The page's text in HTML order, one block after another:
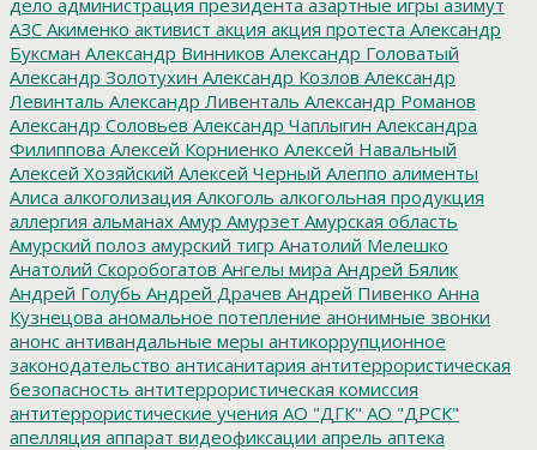
АЗС Акименко активист акция акция протеста Александр
Буксман Александр Винников Александр Головатый
Александр Золотухин Александр Козлов Александр
Левинталь Александр Ливенталь Александр Романов
Александр Соловьев Александр Чаплыгин Александра
Филиппова Алексей Корниенко Алексей Навальный
Алексей Хозяйский Алексей Черный Алеппо алименты
Алиса алкоголизация Алкоголь алкогольная продукция
аллергия альманах Амур Амурзет Амурская область
Амурский полоз амурский тигр Анатолий Мелешко
Анатолий Скоробогатов Ангелы мира Андрей Бялик
Андрей Голубь Андрей Драчев Андрей Пивенко Анна
Кузнецова аномальное потепление анонимные звонки
анонс антивандальные меры антикоррупционное
законодательство антисанитария антитеррористическая
безопасность антитеррористическая комиссия
антитеррористические учения АО "ДГК" АО "ДРСК"
апелляция аппарат видеофиксации апрель аптека